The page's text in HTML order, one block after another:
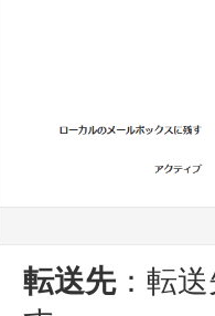
転送先：転